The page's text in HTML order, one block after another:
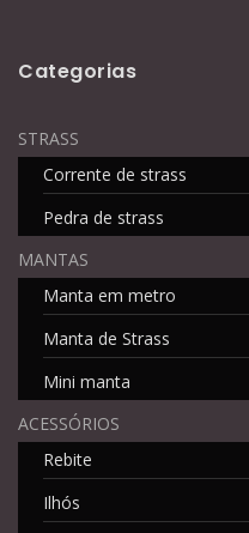
Categorias
STRASS
Corrente de strass
Pedra de strass
MANTAS
Manta em metro
Manta de Strass
Mini manta
ACESSÓRIOS
Rebite
Ilhós